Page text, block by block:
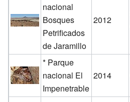
nacional
Bosques
Petrificados
de Jaramillo
2012
* Parque
nacional El
Impenetrable
2014